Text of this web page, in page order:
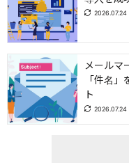
2026.07.24
メールマ
「件名
ト
2026.07.24